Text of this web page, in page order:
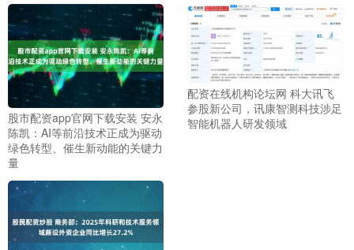
股市配资app官网下载安装 安永
陈凯：AI等前沿技术正成为驱动
绿色转型、催生新动能的关键力
量
配资在线机构论坛网 科大讯飞
参股新公司，讯康智测科技涉足
智能机器人研发领域